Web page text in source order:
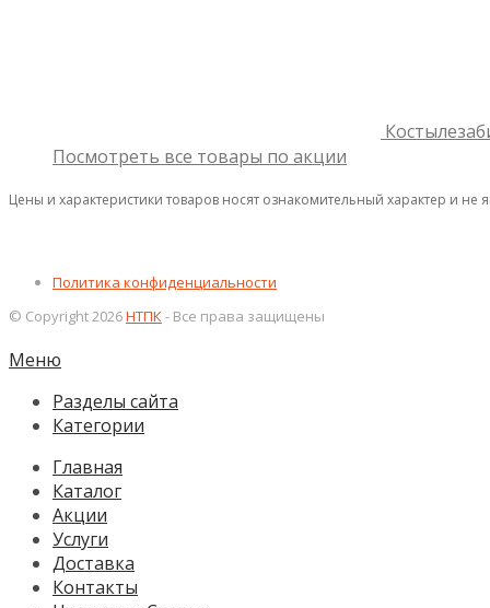
Посмотреть все товары по акции
Цены и характеристики товаров носят ознакомительный характер и не
Политика конфиденциальности
© Copyright 2026НТПК- Все права защищены
Меню
Разделы сайта
Категории
Главная
Каталог
Акции
Услуги
Доставка
Контакты